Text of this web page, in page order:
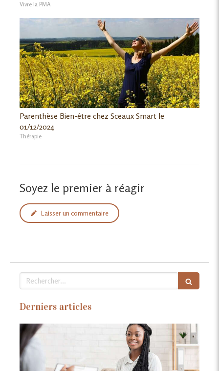
Vivre la PMA
Parenthèse Bien-être chez Sceaux Smart le
01/12/2024
Thérapie
Soyez le premier à réagir
Laisser un commentaire
Rechercher
Derniers articles